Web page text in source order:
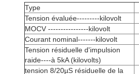
Type
Tension évaluée---------kilovolt
MOCV ----------------kilovolt
Courant nominal-------kilovolt
Tension résiduelle d'impulsion
raide----à 5kA (kilovolts)
tension 8/20µS résiduelle de la